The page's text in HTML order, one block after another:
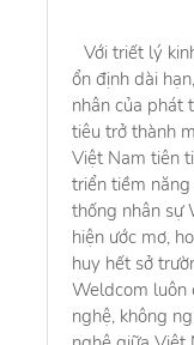
Với triết lý
ổn định dài
nhân của phát
tiêu trở thành
Việt Nam tiên
triển tiềm
thống nhân sự
hiện ước mơ,
huy hết sở
Weldcom luôn
nghệ, không